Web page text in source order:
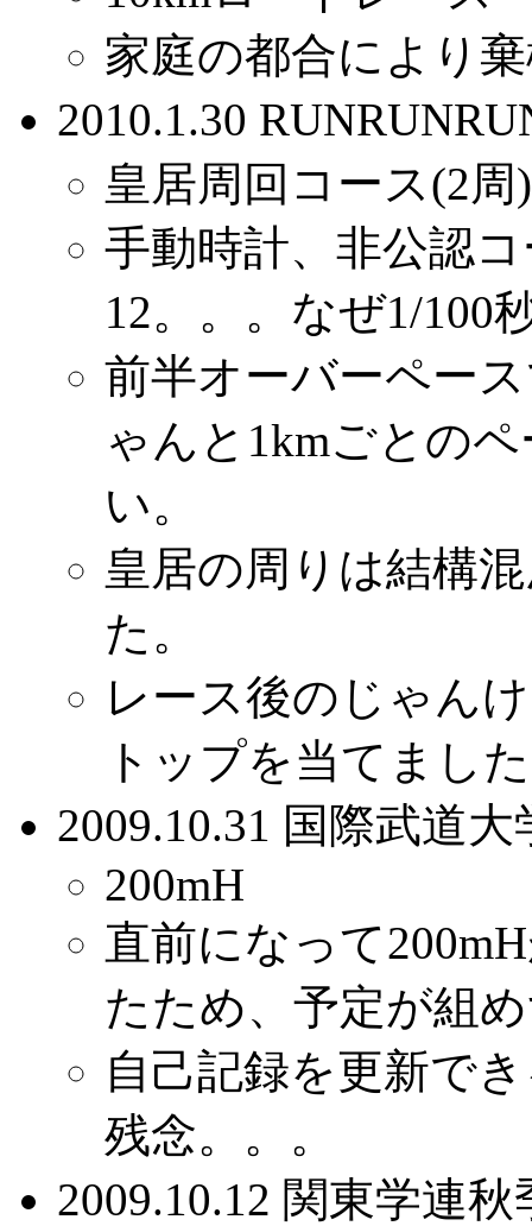
家庭の都合により
2010.1.30
皇居周回コース(2
手動時計、非公認
12。。。なぜ1/100
前半オーバーペー
ゃんと1kmごとの
い。
皇居の周りは結構
た。
レース後のじゃん
トップを当てまし
2009.10.31 国際武道
200mH
直前になって
たため、予定が組
自己記録を更新で
残念。。。
2009.10.12 関東学連